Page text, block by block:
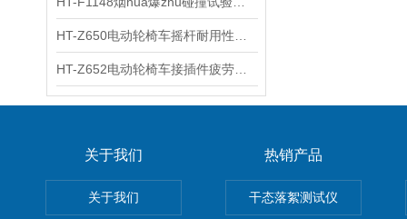
关于我们
关于我们
热销产品
干态落絮测试仪